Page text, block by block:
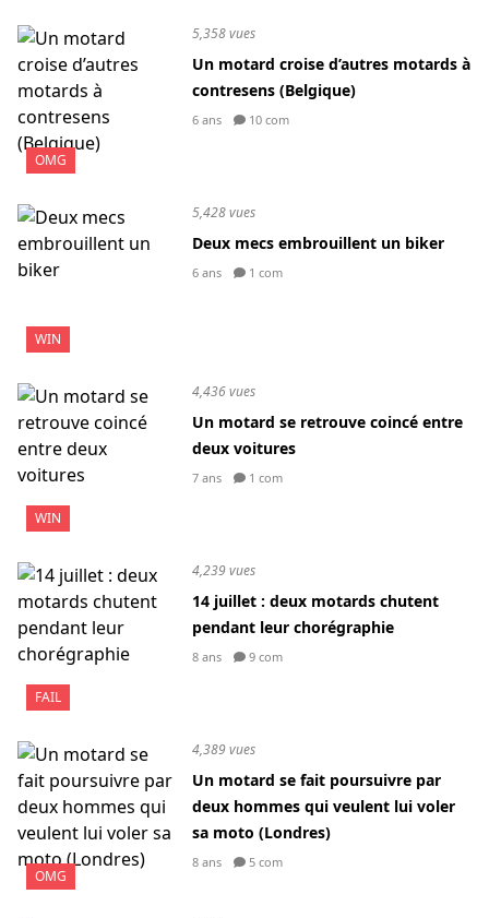
OMG
5,358 vues
Un motard croise d’autres motards à
contresens (Belgique)
6 ans 10 com
WIN
5,428 vues
Deux mecs embrouillent un biker
6 ans 1 com
WIN
4,436 vues
Un motard se retrouve coincé entre
deux voitures
7 ans 1 com
FAIL
4,239 vues
14 juillet : deux motards chutent
pendant leur chorégraphie
8 ans 9 com
OMG
4,389 vues
Un motard se fait poursuivre par
deux hommes qui veulent lui voler
sa moto (Londres)
8 ans 5 com